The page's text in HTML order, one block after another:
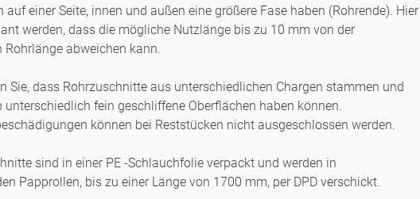
auf einer Seite, innen und außen eine größere Fase haben (Rohrende). Hier
werden, dass die mögliche Nutzlänge bis zu 10 mm von der
Rohrlänge abweichen kann.
Sie, dass Rohrzuschnitte aus unterschiedlichen Chargen stammen und
unterschiedlich fein geschliffene Oberflächen haben können.
können bei Reststücken nicht ausgeschlossen werden.
sind in einer PE -Schlauchfolie verpackt und werden in
Papprollen, bis zu einer Länge von 1700 mm, per DPD verschickt.